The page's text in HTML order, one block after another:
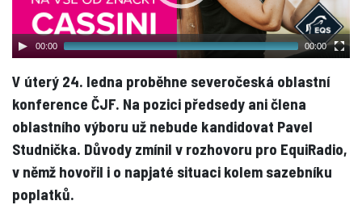
00:00 00:00
V úterý 24. ledna proběhne severočeská oblastní
konference ČJF. Na pozici předsedy ani člena
oblastního výboru už nebude kandidovat Pavel
Studnička. Důvody zmínil v rozhovoru pro EquiRadio,
v němž hovořil i o napjaté situaci kolem sazebníku
poplatků.